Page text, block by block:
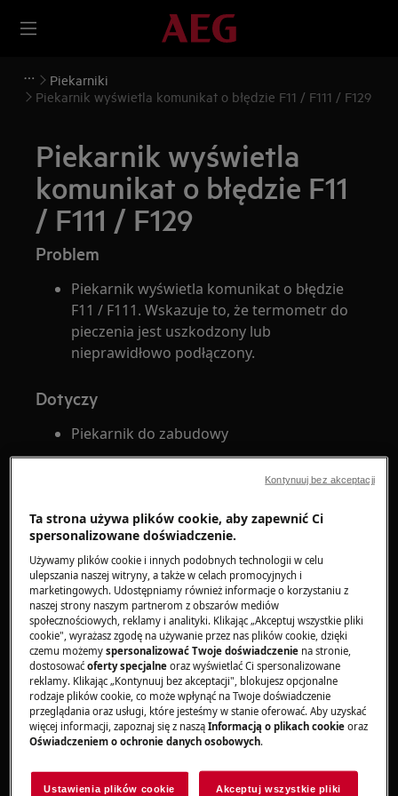
Piekarniki
Piekarnik wyświetla komunikat o błędzie F11 / F111 / F129
Piekarnik wyświetla
komunikat o błędzie F11
/ F111 / F129
Problem
Piekarnik wyświetla komunikat o błędzie
F11 / F111. Wskazuje to, że termometr do
pieczenia jest uszkodzony lub
nieprawidłowo podłączony.
Dotyczy
Piekarnik do zabudowy
Co oznaczają kody błędu F11 / F111 / F129?
Kody błędów F11, F111 oraz F129 wskazują na
problem z termosondą (termometrem do
pieczenia) – może być ona uszkodzona lub
nieprawidłowo podłączona. W rezultacie
piekarnik może nie działać prawidłowo lub nie
rozpoznawać temperatury potrawy.
Jak reagować na kody błędów w
piekarniku?
Jeżeli na wyświetlaczu pojawia się błąd F11, F111
lub F129:
Ta strona używa plików cookie, aby zapewnić Ci
spersonalizowane doświadczenie.
Używamy plików cookie i innych podobnych technologii w celu
ulepszania naszej witryny, a także w celach promocyjnych i
marketingowych. Udostępniamy również informacje o korzystaniu z
naszej strony naszym partnerom z obszarów mediów
społecznościowych, reklamy i analityki. Klikając „Akceptuj wszystkie pliki
cookie", wyrażasz zgodę na używanie przez nas plików cookie, dzięki
czemu możemyspersonalizować Twoje doświadczenie na stronie,
dostosowaćoferty specjalne oraz wyświetlać Ci spersonalizowane
reklamy. Klikając „Kontynuuj bez akceptacji", blokujesz opcjonalne
rodzaje plików cookie, co może wpłynąć na Twoje doświadczenie
przeglądania oraz usługi, które jesteśmy w stanie oferować. Aby uzyskać
więcej informacji, zapoznaj się z nasząInformacją o plikach cookie oraz
Oświadczeniem o ochronie danych osobowych.
Ustawienia plików cookie
Akceptuj wszystkie pliki
Kontynuuj bez akceptacji